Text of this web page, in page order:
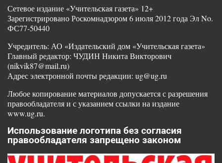
Сетевое издание «Учительская газета» 12+
Зарегистрировано Роскомнадзором 6 июля 2012 года Эл No.
ФС77-50440
Учредитель: АО «Издательский дом «Учительская газета»
Главный редактор: ЧУДИН Никита Викторович
(nikvik87@mail.ru)
Адрес электронной почты редакции: ug@ug.ru
Любое копирование материалов допускается с разрешения
правообладателя и с указанием ссылки на издание
www.ug.ru.
Использование логотипа без согласия
правообладателя запрещено законом